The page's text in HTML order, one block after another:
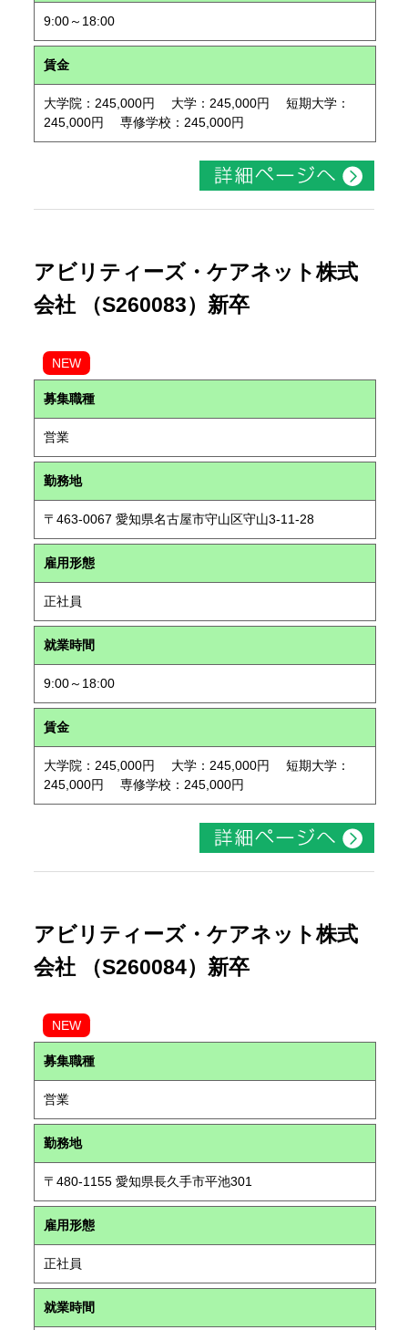
9:00～18:00
賃金
大学院：245,000円 大学：245,000円 短期大学：
245,000円 専修学校：245,000円
アビリティーズ・ケアネット株式
会社 （S260083）新卒
NEW
募集職種
営業
勤務地
〒463-0067 愛知県名古屋市守山区守山3-11-28
雇用形態
正社員
就業時間
9:00～18:00
賃金
大学院：245,000円 大学：245,000円 短期大学：
245,000円 専修学校：245,000円
アビリティーズ・ケアネット株式
会社 （S260084）新卒
NEW
募集職種
営業
勤務地
〒480-1155 愛知県長久手市平池301
雇用形態
正社員
就業時間